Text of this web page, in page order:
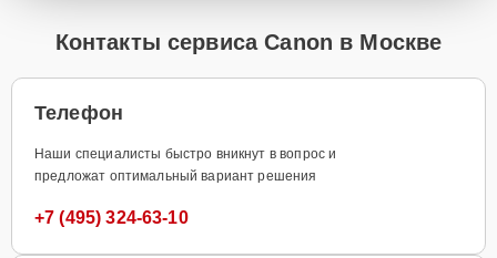
Контакты сервиса Canon в Москве
Телефон
Наши специалисты быстро вникнут в вопрос и
предложат оптимальный вариант решения
+7 (495) 324-63-10